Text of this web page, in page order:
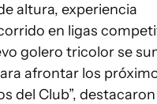
altura, experiencia
en ligas
golero tricolor se
afrontar los
del Club”,